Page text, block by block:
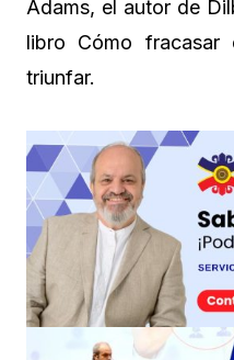
Adams, el autor de
libro Cómo
triunfar.